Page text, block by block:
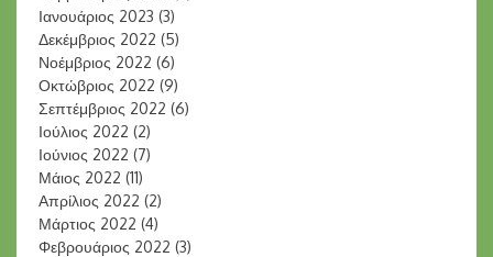
Ιανουάριος 2023 (3)
Δεκέμβριος 2022 (5)
Νοέμβριος 2022 (6)
Οκτώβριος 2022 (9)
Σεπτέμβριος 2022 (6)
Ιούλιος 2022 (2)
Ιούνιος 2022 (7)
Μάιος 2022 (11)
Απρίλιος 2022 (2)
Μάρτιος 2022 (4)
Φεβρουάριος 2022 (3)